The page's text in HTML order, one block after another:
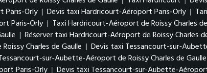
Paris-Orly | Devis taxi Hardricourt-Aéroport Paris-Orly |
Paris-Orly | Taxi Hardricourt-Aéroport de Roissy Charles
| Réserver taxi Hardricourt-Aéroport de Roissy Charles
Charles de Gaulle | Devis taxi Tessancourt-sur-
sur-Aubette-Aéroport de Roissy Charles de Gaulle
Paris-Orly | Devis taxi Tessancourt-sur-Aubette-